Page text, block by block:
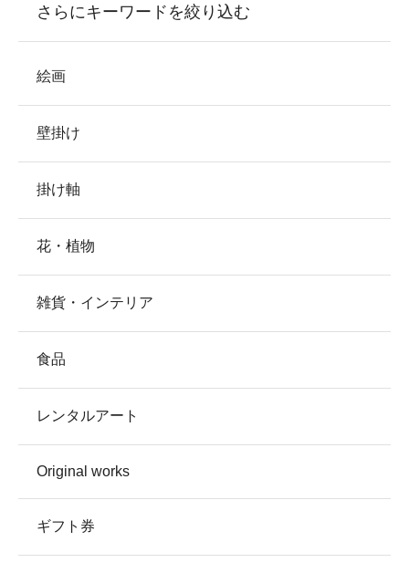
さらにキーワードを絞り込む
絵画
壁掛け
掛け軸
花・植物
雑貨・インテリア
食品
レンタルアート
Original works
ギフト券